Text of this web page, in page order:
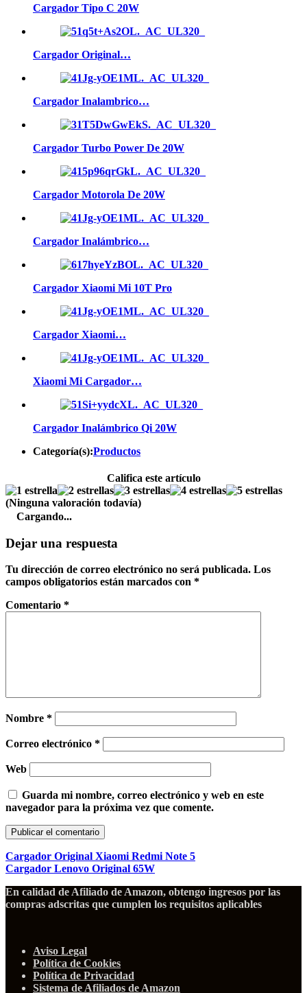
Cargador Tipo C 20W
Cargador Original…
Cargador Inalambrico…
Cargador Turbo Power De 20W
Cargador Motorola De 20W
Cargador Inalámbrico…
Cargador Xiaomi Mi 10T Pro
Cargador Xiaomi…
Xiaomi Mi Cargador…
Cargador Inalámbrico Qi 20W
Categoría(s):Productos
Califica este artículo
(Ninguna valoración todavía)
Cargando...
Dejar una respuesta
Tu dirección de correo electrónico no será publicada. Los
campos obligatorios están marcados con *
Comentario *
Nombre *
Correo electrónico *
Web
Guarda mi nombre, correo electrónico y web en este
navegador para la próxima vez que comente.
Cargador Original Xiaomi Redmi Note 5
Cargador Lenovo Original 65W
En calidad de Afiliado de Amazon, obtengo ingresos por las
compras adscritas que cumplen los requisitos aplicables
Aviso Legal
Política de Cookies
Política de Privacidad
Sistema de Afiliados de Amazon